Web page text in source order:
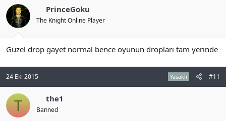
PrinceGoku
The Knight Online Player
Güzel drop gayet normal bence oyunun dropları tam yerinde
24 Eki 2015 Yasaklı #11
T the1
Banned